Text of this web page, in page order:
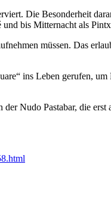
Die Besonderheit
bis Mitternacht als
müssen. Das
ins Leben gerufen, um
Nudo Pastabar, die erst